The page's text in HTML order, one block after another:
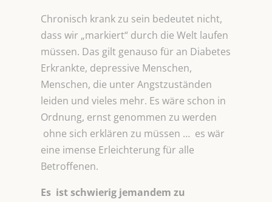
Chronisch krank zu sein bedeutet nicht,
dass wir „markiert“ durch die Welt laufen
müssen. Das gilt genauso für an Diabetes
Erkrankte, depressive Menschen,
Menschen, die unter Angstzuständen
leiden und vieles mehr. Es wäre schon in
Ordnung, ernst genommen zu werden
ohne sich erklären zu müssen … es wär
eine imense Erleichterung für alle
Betroffenen.
Es ist schwierig jemandem zu